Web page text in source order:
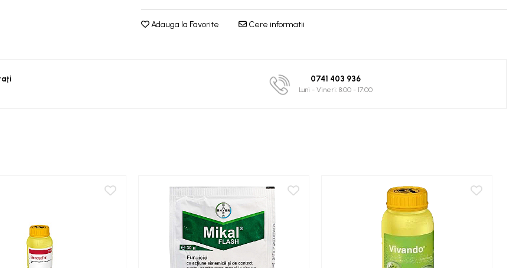
Adauga la Favorite Cere informatii
0741 403 936
Luni - Vineri: 8:00 - 17:00